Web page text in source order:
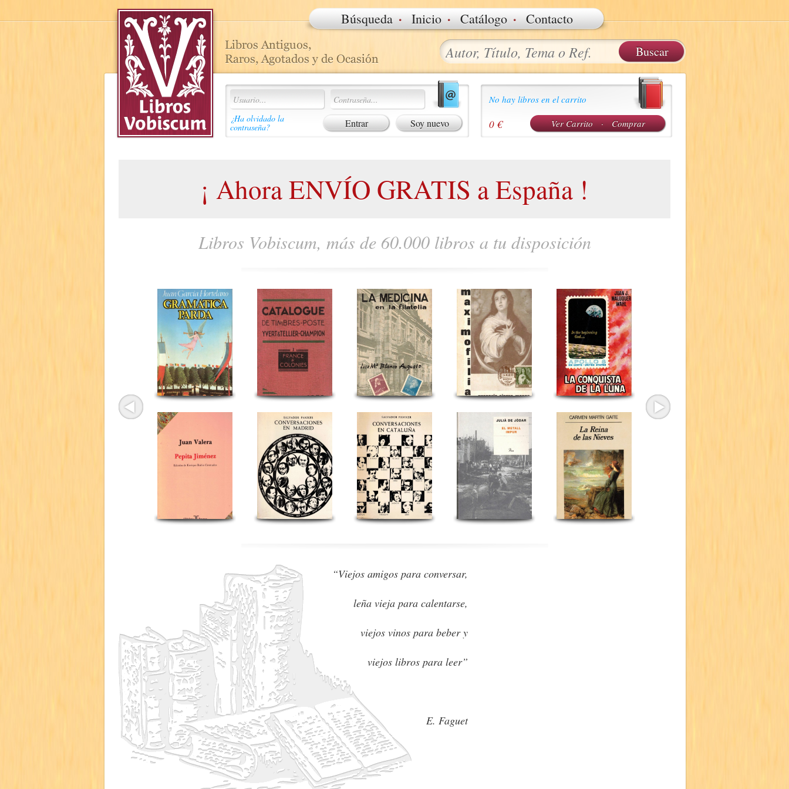
Búsqueda · Inicio · Catálogo · Contacto
¿Ha olvidado la
contraseña? Soy nuevo
No hay libros en el carrito
Ver Carrito · Comprar
0 €
¡ Ahora ENVÍO GRATIS a España !
Libros Vobiscum, más de 60.000 libros a tu disposición
“Viejos amigos para conversar,
leña vieja para calentarse,
viejos vinos para beber y
viejos libros para leer”
E. Faguet